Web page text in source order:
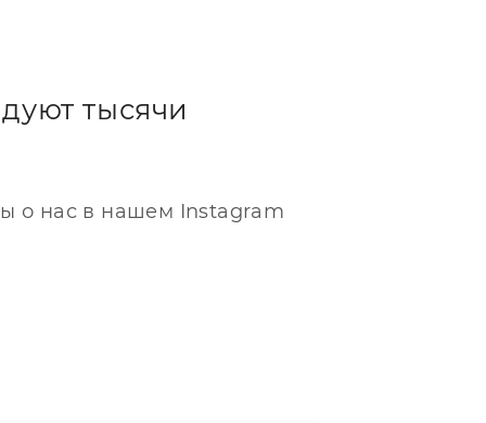
тысячи
о нас в нашем Instagram